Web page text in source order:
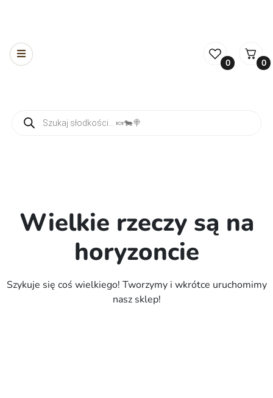
0 0
Wielkie rzeczy są na
horyzoncie
Szykuje się coś wielkiego! Tworzymy i wkrótce uruchomimy
nasz sklep!